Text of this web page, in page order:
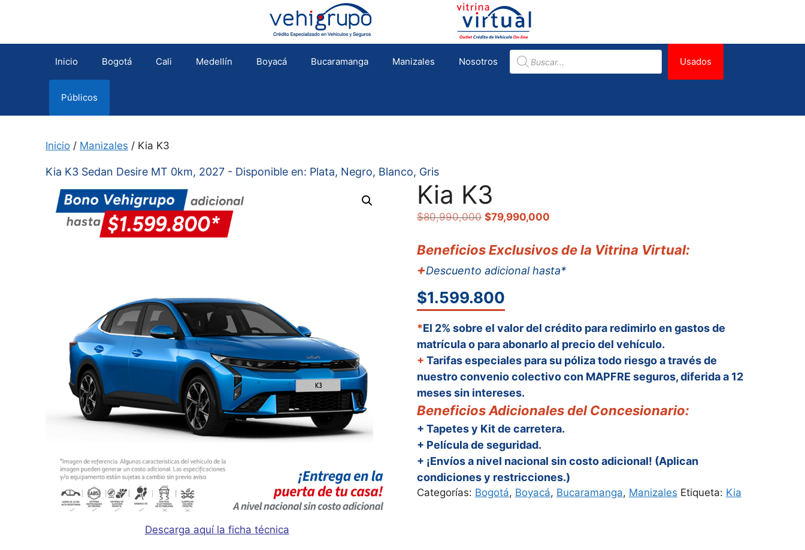
Inicio Bogotá Cali Medellín Boyacá Bucaramanga Manizales Nosotros
Búsqueda
de
productos
Usados
Públicos
Inicio / Manizales / Kia K3
Kia K3 Sedan Desire MT 0km, 2027 - Disponible en: Plata, Negro, Blanco, Gris
Descarga aquí la ficha técnica
Kia K3
$80,990,000 El
original
$80,990,000.
$79,990,000El
actual
$79,990,000.
Beneficios Exclusivos de la Vitrina Virtual:
+Descuento adicional hasta*
$1.599.800
*El 2% sobre el valor del crédito para redimirlo en gastos de
matrícula o para abonarlo al precio del vehículo.
+ Tarifas especiales para su póliza todo riesgo a través de
nuestro convenio colectivo con MAPFRE seguros, diferida a 12
meses sin intereses.
Beneficios Adicionales del Concesionario:
+ Tapetes y Kit de carretera.
+ Película de seguridad.
+ ¡Envíos a nivel nacional sin costo adicional! (Aplican
condiciones y restricciones.)
Categorías: Bogotá, Boyacá, Bucaramanga, Manizales Etiqueta: Kia